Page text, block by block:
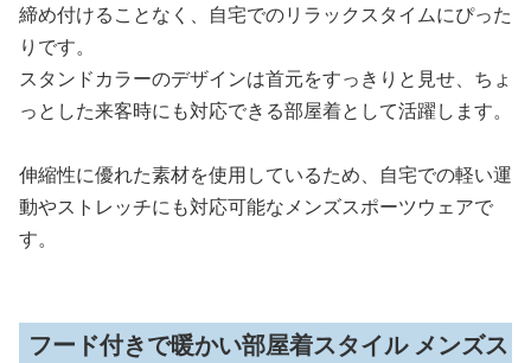
締め付けることなく、自宅でのリラックスタイムにぴった
りです。
スタンドカラーのデザインは首元をすっきりと見せ、ちょ
っとした来客時にも対応できる部屋着として活躍します。
伸縮性に優れた素材を使用しているため、自宅での軽い運
動やストレッチにも対応可能なメンズスポーツウェアで
す。
フード付きで暖かい部屋着スタイル メンズス